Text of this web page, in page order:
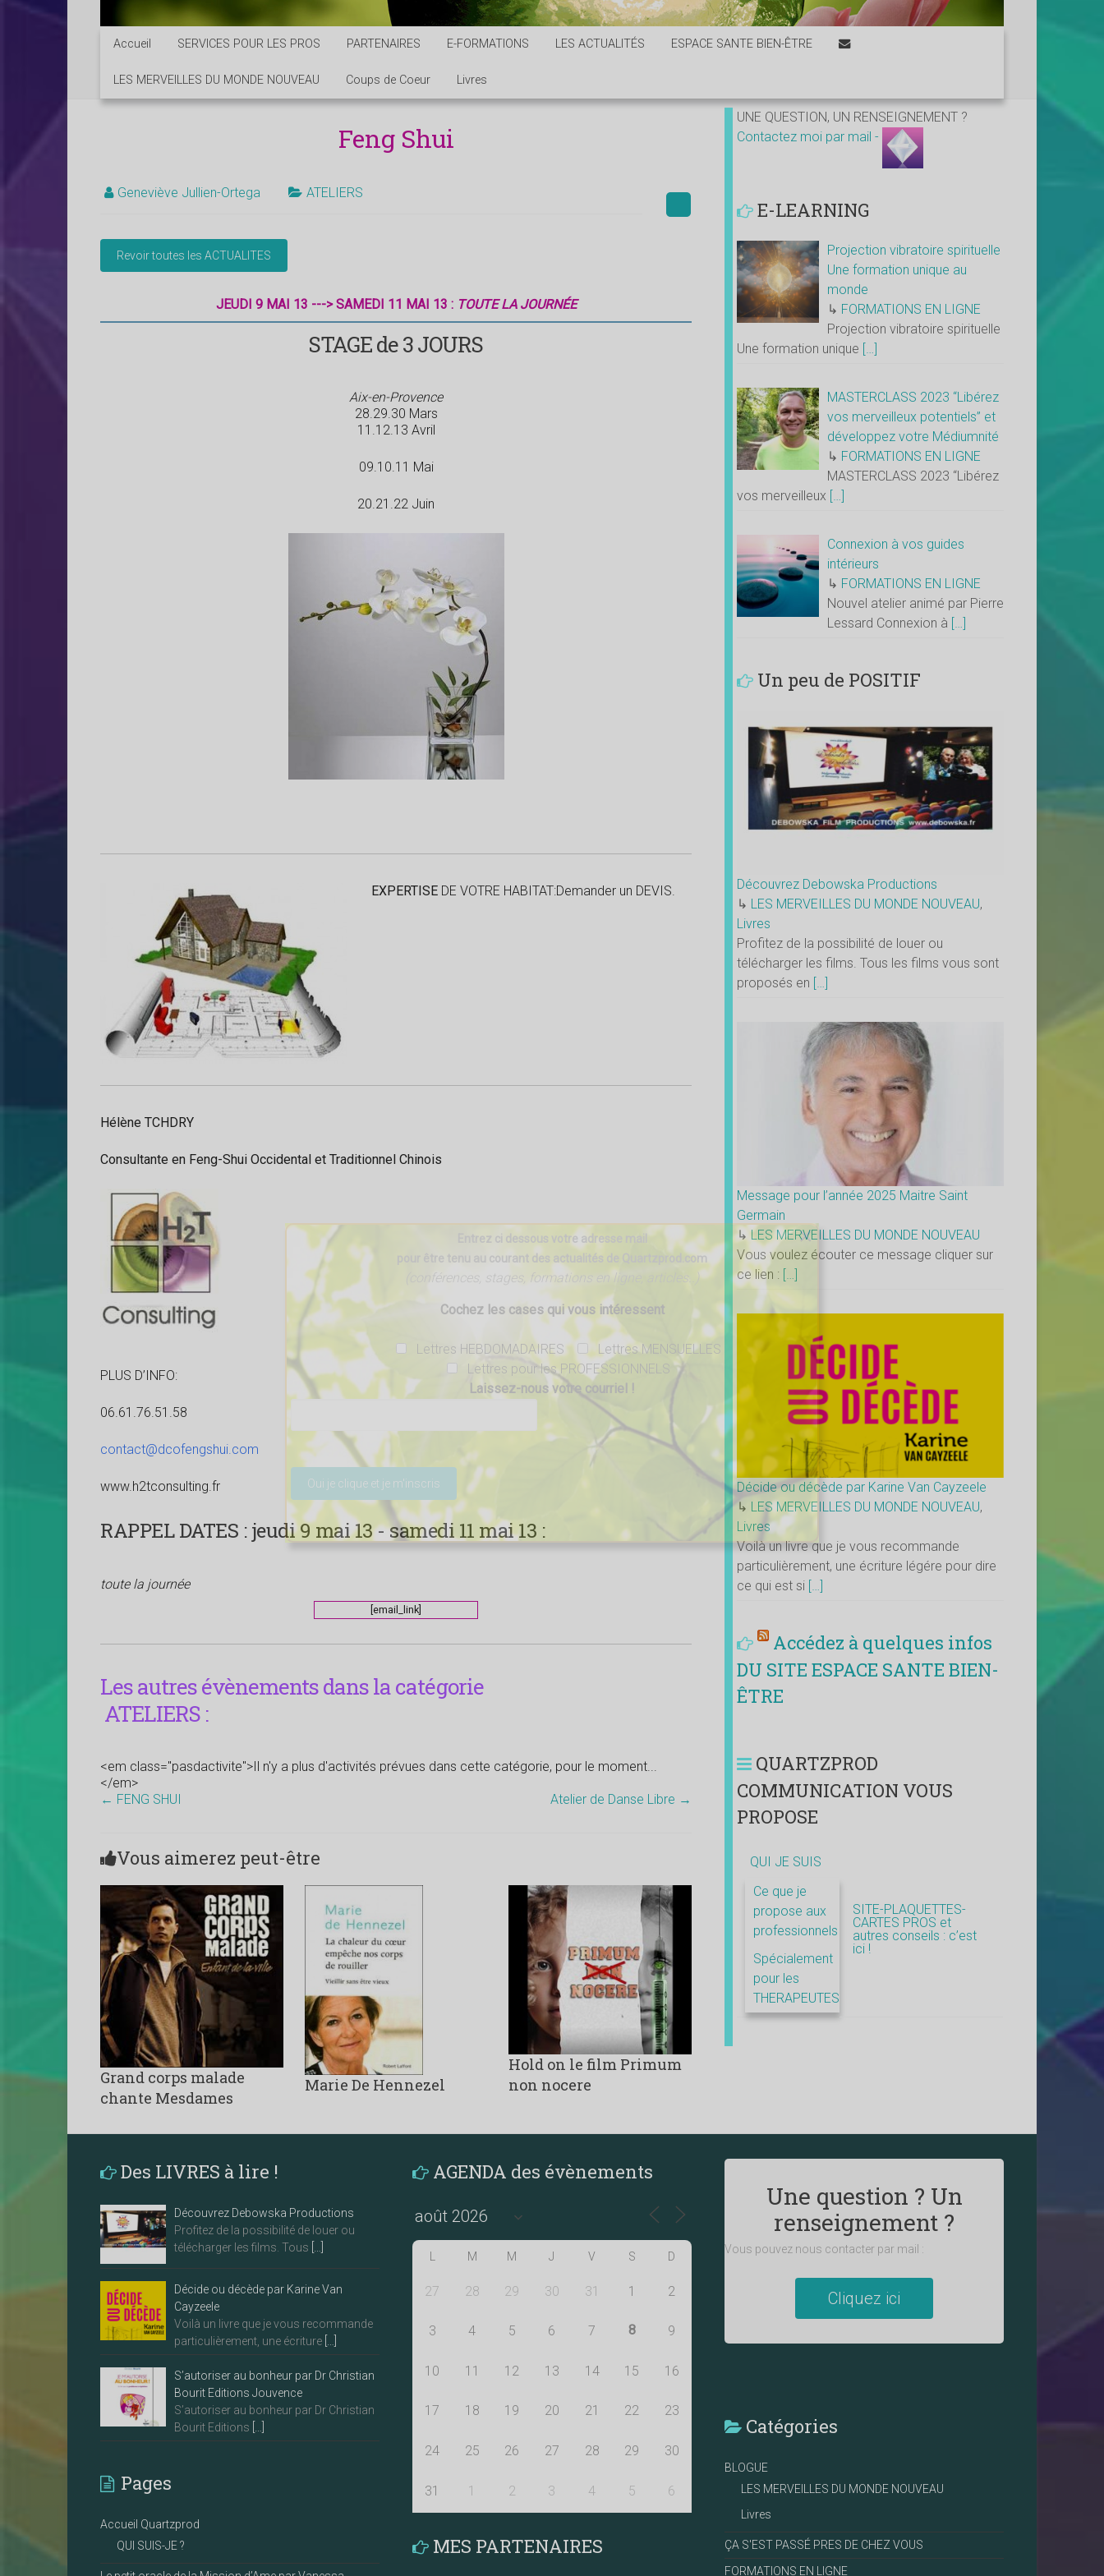
Accueil SERVICES POUR LES PROS PARTENAIRES E-FORMATIONS LES ACTUALITÉS ESPACE SANTE BIEN-ÊTRE
LES MERVEILLES DU MONDE NOUVEAU Coups de Coeur Livres
Feng Shui
Geneviève Jullien-Ortega ATELIERS
JEUDI 9 MAI 13 ---> SAMEDI 11 MAI 13 : TOUTE LA JOURNÉE
STAGE de 3 JOURS
Aix-en-Provence
28.29.30 Mars
11.12.13 Avril
09.10.11 Mai
20.21.22 Juin
EXPERTISE DE VOTRE HABITAT:Demander un DEVIS.
Hélène TCHDRY
Consultante en Feng-Shui Occidental et Traditionnel Chinois
PLUS D’INFO:
06.61.76.51.58
contact@dcofengshui.com
www.h2tconsulting.fr
RAPPEL DATES :jeudi 9 mai 13 - samedi 11 mai 13 :
toute la journée
[email_link]
Les autres évènements dans la catégorie
ATELIERS :
<em class="pasdactivite">Il n'y a plus d'activités prévues dans cette catégorie, pour le moment...
</em>
← FENG SHUI Atelier de Danse Libre →
Vous aimerez peut-être
Grand corps malade
chante Mesdames
Marie De Hennezel
Hold on le film Primum
non nocere
UNE QUESTION, UN RENSEIGNEMENT ?
Contactez moi par mail -
E-LEARNING
Projection vibratoire spirituelle
Une formation unique au
monde
↳ FORMATIONS EN LIGNE
Projection vibratoire spirituelle
Une formation unique […]
MASTERCLASS 2023 “Libérez
vos merveilleux potentiels” et
développez votre Médiumnité
↳ FORMATIONS EN LIGNE
MASTERCLASS 2023 “Libérez
vos merveilleux […]
Connexion à vos guides
intérieurs
↳ FORMATIONS EN LIGNE
Nouvel atelier animé par Pierre
Lessard Connexion à […]
Un peu de POSITIF
Découvrez Debowska Productions
↳ LES MERVEILLES DU MONDE NOUVEAU,
Livres
Profitez de la possibilité de louer ou
télécharger les films. Tous les films vous sont
proposés en […]
Message pour l’année 2025 Maitre Saint
Germain
↳LES MERVEILLES DU MONDE NOUVEAU
Vous voulez écouter ce message cliquer sur
ce lien : […]
Décide ou décède par Karine Van Cayzeele
↳ LES MERVEILLES DU MONDE NOUVEAU,
Livres
Voilà un livre que je vous recommande
particulièrement, une écriture légére pour dire
ce qui est si […]
Accédez à quelques infos
DU SITE ESPACE SANTE BIEN-
ÊTRE
QUARTZPROD
COMMUNICATION VOUS
PROPOSE
QUI JE SUIS
Ce que je
propose aux
professionnels
Spécialement
pour les
THERAPEUTES
SITE-PLAQUETTES-
CARTES PROS et
autres conseils : c’est
ici !
Des LIVRES à lire !
Découvrez Debowska Productions
Profitez de la possibilité de louer ou
télécharger les films. Tous […]
Décide ou décède par Karine Van
Cayzeele
Voilà un livre que je vous recommande
particulièrement, une écriture […]
S’autoriser au bonheur par Dr Christian
Bourit Editions Jouvence
S’autoriser au bonheur par Dr Christian
Bourit Editions […]
Pages
Accueil Quartzprod
QUI SUIS-JE ?
AGENDA des évènements
L M M J V S D
27 28 29 30 31 1 2
3 4 5 6 7 8 9
10 11 12 13 14 15 16
17 18 19 20 21 22 23
24 25 26 27 28 29 30
31 1 2 3 4 5 6
MES PARTENAIRES
Une question ? Un
renseignement ?
Vous pouvez nous contacter par mail :
Cliquez ici
Catégories
BLOGUE
LES MERVEILLES DU MONDE NOUVEAU
Livres
ÇA S'EST PASSÉ PRES DE CHEZ VOUS
FORMATIONS EN LIGNE
Entrez ci dessous votre adresse mail
pour être tenu au courant des actualités de Quartzprod.com
(conférences, stages, formations en ligne, articles..)
Cochez les cases qui vous intéressent
Lettres HEBDOMADAIRES
Lettres MENSUELLES
Lettres pour les PROFESSIONNELS
Laissez-nous votre courriel !
Veuillez laisser ce champ vide.
×